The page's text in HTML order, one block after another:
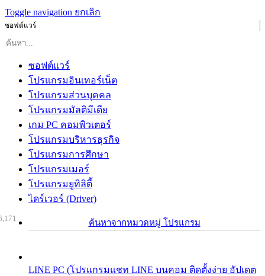
Toggle navigation ยกเลิก
ซอฟต์แวร์
ซอฟต์แวร์
โปรแกรมอินเทอร์เน็ต
โปรแกรมส่วนบุคคล
โปรแกรมมัลติมีเดีย
เกม PC คอมพิวเตอร์
โปรแกรมบริหารธุรกิจ
โปรแกรมการศึกษา
โปรแกรมเมอร์
โปรแกรมยูทิลิตี้
ไดร์เวอร์ (Driver)
ค้นหาจากหมวดหมู่ โปรแกรม
LINE PC (โปรแกรมแชท LINE บนคอม ติดตั้งง่าย อัปเดต